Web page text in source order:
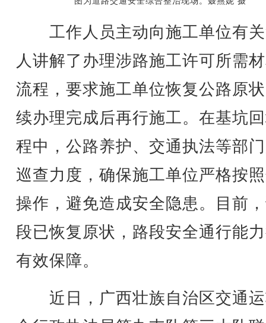
工作人员主动向施工单位有
人讲解了办理涉路施工许可所需
流程，要求施工单位恢复公路原
续办理完成后再行施工。在基坑
程中，公路养护、交通执法等部
巡查力度，确保施工单位严格按
操作，避免造成安全隐患。目前
段已恢复原状，路段安全通行能
有效保障。
近日，广西壮族自治区交通